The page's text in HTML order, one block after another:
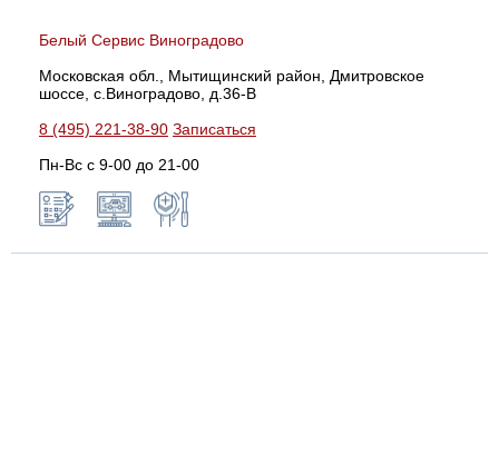
Белый Сервис Виноградово
Московская обл., Мытищинский район, Дмитровское
шоссе, с.Виноградово, д.36-В
8 (495) 221-38-90 Записаться
Пн-Вс с 9-00 до 21-00